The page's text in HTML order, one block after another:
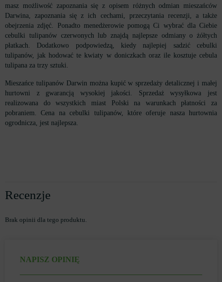
masz możliwość zapoznania się z opisem różnych odmian mieszańców
Darwina, zapoznania się z ich cechami, przeczytania recenzji, a także
obejrzenia zdjęć. Ponadto menedżerowie pomogą Ci wybrać dla Ciebie
cebulki tulipanów czerwonych lub znajdą najlepsze odmiany o żółtych
płatkach. Dodatkowo podpowiedzą, kiedy najlepiej sadzić cebulki
tulipanów, jak hodować te kwiaty w doniczkach oraz ile kosztuje cebula
tulipana za trzy sztuki.
Mieszańce tulipanów Darwin można kupić w sprzedaży detalicznej i małej
hurtowni z gwarancją wysokiej jakości. Sprzedaż wysyłkowa jest
realizowana do wszystkich miast Polski na warunkach płatności za
pobraniem. Cena na cebulki tulipanów, które oferuje nasza hurtownia
ogrodnicza, jest najlepsza.
Recenzje
Brak opinii dla tego produktu.
NAPISZ OPINIĘ